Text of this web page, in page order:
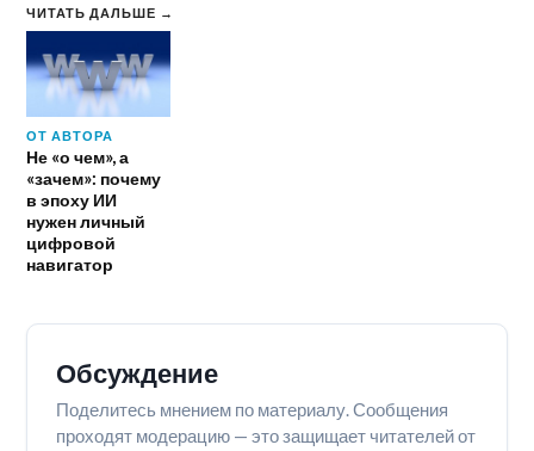
ЧИТАТЬ ДАЛЬШЕ →
ОТ АВТОРА
Не «о чем», а
«зачем»: почему
в эпоху ИИ
нужен личный
цифровой
навигатор
Обсуждение
Поделитесь мнением по материалу. Сообщения
проходят модерацию — это защищает читателей от